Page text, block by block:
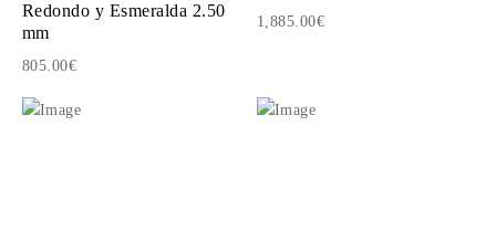
Redondo y Esmeralda 2.50
mm
805.00€
1,885.00€